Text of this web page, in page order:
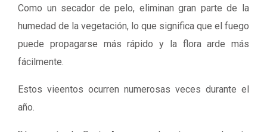
Como un secador de pelo, eliminan gran parte de la
humedad de la vegetación, lo que significa que el fuego
puede propagarse más rápido y la flora arde más
fácilmente.
Estos vieentos ocurren numerosas veces durante el
año.